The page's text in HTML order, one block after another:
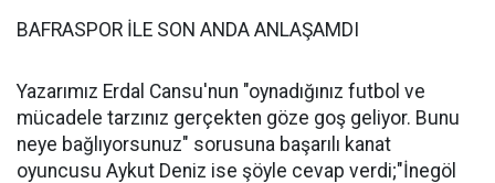
BAFRASPOR İLE SON ANDA ANLAŞAMDI
Yazarımız Erdal Cansu'nun "oynadığınız futbol ve
mücadele tarzınız gerçekten göze goş geliyor. Bunu
neye bağlıyorsunuz" sorusuna başarılı kanat
oyuncusu Aykut Deniz ise şöyle cevap verdi;"İnegöl